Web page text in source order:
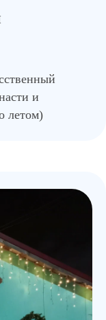
и
летом)